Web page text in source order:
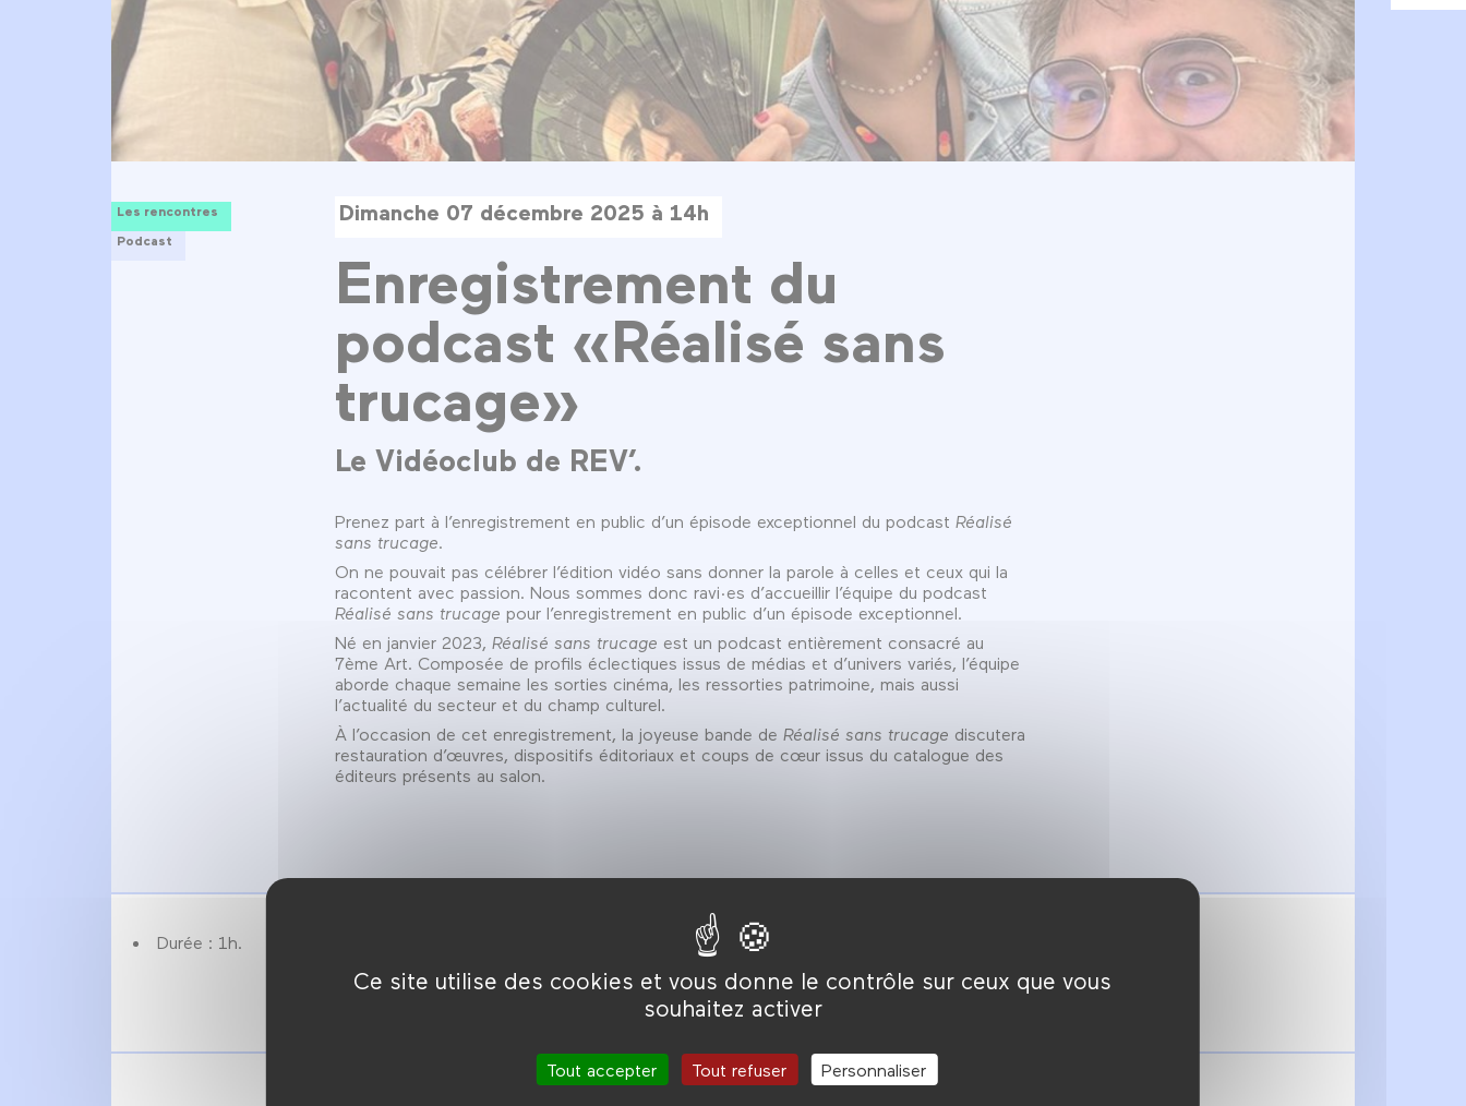
Ce site utilise des cookies et vous donne le contrôle sur ceux que vous
souhaitez activer
Tout accepter Tout refuser Personnaliser
Les rencontres
Podcast
Dimanche 07 décembre 2025 à 14h
Enregistrement du
podcast «Réalisé sans
trucage»
Le Vidéoclub de REV’.
Prenez part à l’enregistrement en public d’un épisode exceptionnel du podcastRéalisé
sans trucage.
On ne pouvait pas célébrer l’édition vidéo sans donner la parole à celles et ceux qui la
racontent avec passion. Nous sommes donc ravi·es d’accueillir l’équipe du podcast
Réalisé sans trucage pour l’enregistrement en public d’un épisode exceptionnel.
Né en janvier 2023,Réalisé sans trucage est un podcast entièrement consacré au
7ème Art. Composée de profils éclectiques issus de médias et d’univers variés, l’équipe
aborde chaque semaine les sorties cinéma, les ressorties patrimoine, mais aussi
l’actualité du secteur et du champ culturel.
À l’occasion de cet enregistrement, la joyeuse bande deRéalisé sans trucage discutera
restauration d’œuvres, dispositifs éditoriaux et coups de cœur issus du catalogue des
éditeurs présents au salon.
Durée : 1h.
Entrée gratuite dans la limite des places disponibles
(réservation conseillée).